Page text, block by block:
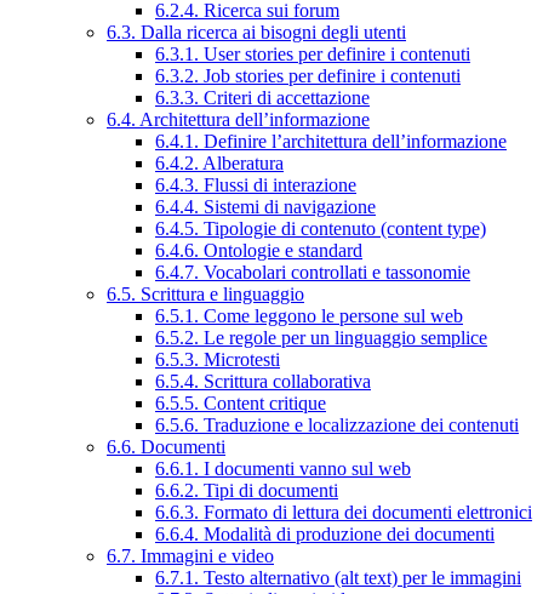
6.2.4. Ricerca sui forum
6.3. Dalla ricerca ai bisogni degli utenti
6.3.1. User stories per definire i contenuti
6.3.2. Job stories per definire i contenuti
6.3.3. Criteri di accettazione
6.4. Architettura dell’informazione
6.4.1. Definire l’architettura dell’informazione
6.4.2. Alberatura
6.4.3. Flussi di interazione
6.4.4. Sistemi di navigazione
6.4.5. Tipologie di contenuto (content type)
6.4.6. Ontologie e standard
6.4.7. Vocabolari controllati e tassonomie
6.5. Scrittura e linguaggio
6.5.1. Come leggono le persone sul web
6.5.2. Le regole per un linguaggio semplice
6.5.3. Microtesti
6.5.4. Scrittura collaborativa
6.5.5. Content critique
6.5.6. Traduzione e localizzazione dei contenuti
6.6. Documenti
6.6.1. I documenti vanno sul web
6.6.2. Tipi di documenti
6.6.3. Formato di lettura dei documenti elettronici
6.6.4. Modalità di produzione dei documenti
6.7. Immagini e video
6.7.1. Testo alternativo (alt text) per le immagini